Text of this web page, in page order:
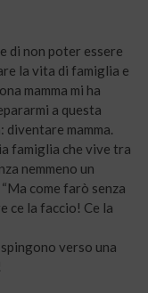
di non poter essere
la vita di famiglia e
mamma mi ha
a questa
mamma.
famiglia che vive tra
nemmeno un
come farò senza
ce la faccio! Ce la
verso una